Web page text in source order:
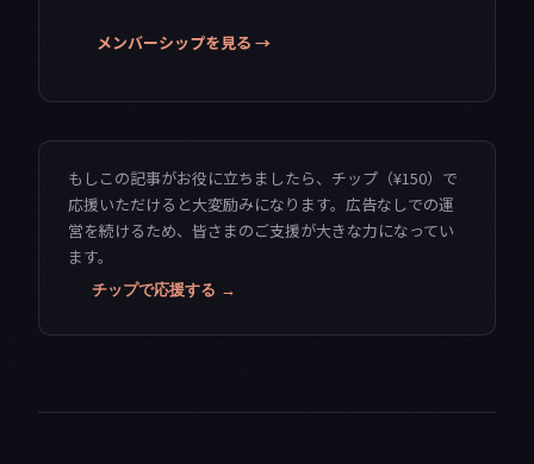
メンバーシップを見る →
もしこの記事がお役に立ちましたら、チップ（¥150）で
応援いただけると大変励みになります。広告なしでの運
営を続けるため、皆さまのご支援が大きな力になってい
ます。
チップで応援する →